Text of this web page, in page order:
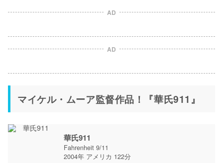
AD
AD
マイケル・ムーア監督作品！『華氏911』
華氏911
Fahrenheit 9/11
2004年 アメリカ 122分